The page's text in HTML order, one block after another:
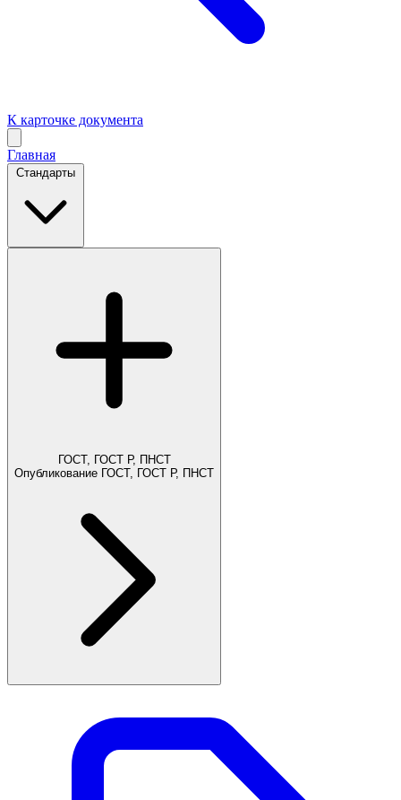
К карточке документа
Главная
Стандарты
ГОСТ, ГОСТ Р, ПНСТ
Опубликование ГОСТ, ГОСТ Р, ПНСТ